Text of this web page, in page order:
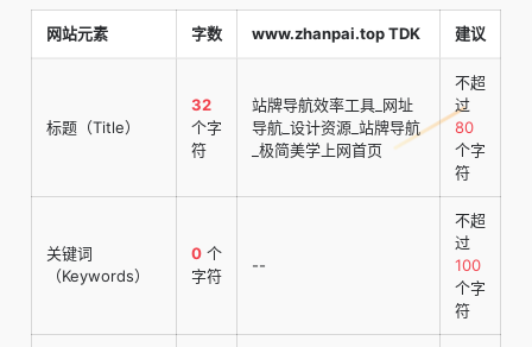
网站元素 字数 www.zhanpai.top TDK 建议
标题（Title）
32
个字
符
站牌导航效率工具_网址
导航_设计资源_站牌导航
_极简美学上网首页
不超
过
80
个字
符
关键词
（Keywords）
0 个
字符
--
不超
过
100
个字
符